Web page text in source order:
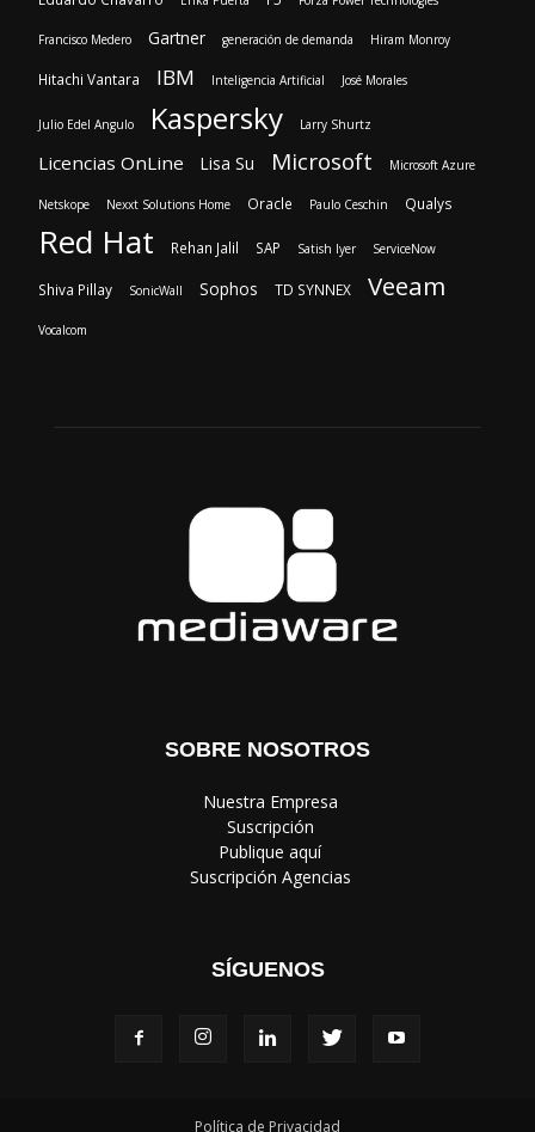
Francisco Medero Gartner generación de demanda Hiram Monroy
Hitachi Vantara IBM Inteligencia Artificial José Morales
Julio Edel Angulo Kaspersky Larry Shurtz
Licencias OnLine Lisa Su Microsoft Microsoft Azure
Netskope Nexxt Solutions Home Oracle Paulo Ceschin Qualys
Red Hat Rehan Jalil SAP Satish Iyer ServiceNow
Shiva Pillay SonicWall Sophos TD SYNNEX Veeam
Vocalcom
SOBRE NOSOTROS
‎ Nuestra Empresa
‎ Suscripción
‎ Publique aquí
‎ Suscripción Agencias
SÍGUENOS
Política de Privacidad